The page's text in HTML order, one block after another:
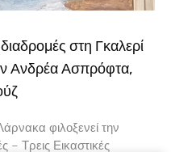
στη Γκαλερί
Ανδρέα Ασπρόφτα,
φιλοξενεί την
– Τρεις Εικαστικές